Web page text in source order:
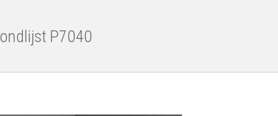
P7040